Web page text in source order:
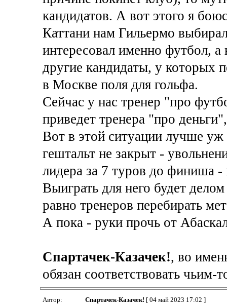
кандидатов. А вот этого я
Каттани нам Гильермо
интересовал именно футбол,
другие кандидаты, у которых
в Москве поля для гольфа.
Сейчас у нас тренер "про
приведет тренера "про
Вот в этой ситуации лучше
гештальт не закрыт -
лидера за 7 туров до финиша -
Выиграть для него будет
равно тренеров перебирать
А пока - руки прочь от
Спартачек-Казачек!, во
обязан соответствовать чьим-
Автор: Спартачек-Казачек! [ 04 май 2023 17:02 ]